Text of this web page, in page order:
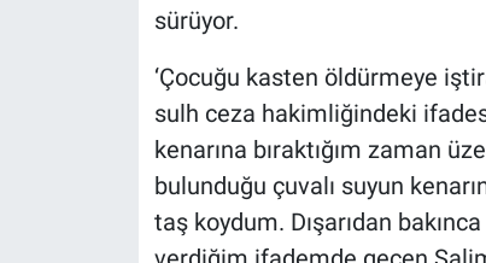
sürüyor.
‘Çocuğu kasten öldürmeye
sulh ceza hakimliğindeki
kenarına bıraktığım zaman
bulunduğu çuvalı suyun
taş koydum. Dışarıdan